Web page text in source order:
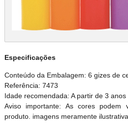
Especificações
Conteúdo da Embalagem: 6 gizes de
Referência: 7473
Idade recomendada: A partir de 3 anos
Aviso importante: As cores
produto. imagens meramente